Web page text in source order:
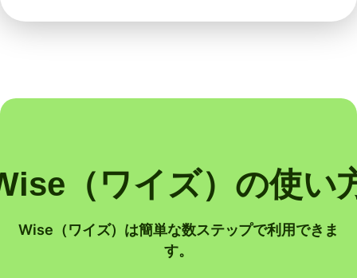
（ワイズ）の使い
Wise（ワイズ）は簡単な数ステップで利用できま
す。